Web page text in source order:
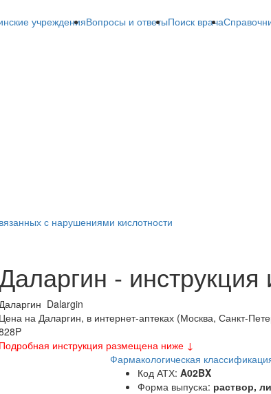
учрежденияВопросы и ответыПоиск врача
с нарушениями кислотности
- инструкция
Dalargin
Цена на Даларгин, в интернет-аптеках (Москва, Санкт-
P
Подробная инструкция размещена ниже ↓
Фармакологическая
Код АТХ: A02BX
Форма выпуска: раствор,